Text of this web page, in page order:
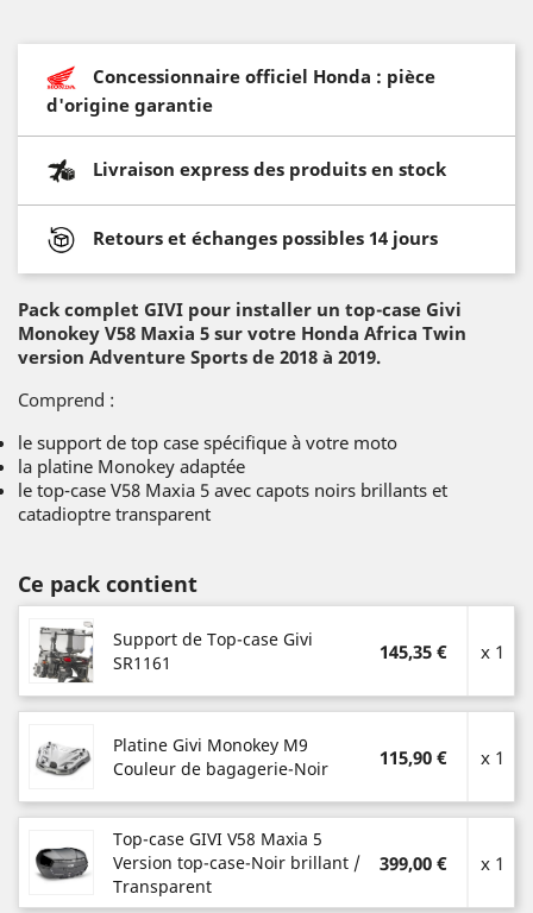
Concessionnaire officiel Honda : pièce
d'origine garantie
Livraison express des produits en stock
Retours et échanges possibles 14 jours
Pack complet GIVI pour installer un top-case Givi
Monokey V58 Maxia 5 sur votre Honda Africa Twin
version Adventure Sports de 2018 à 2019.
Comprend :
le support de top case spécifique à votre moto
la platine Monokey adaptée
le top-case V58 Maxia 5 avec capots noirs brillants et
catadioptre transparent
Ce pack contient
Support de Top-case Givi
SR1161
145,35 € x 1
Platine Givi Monokey M9
Couleur de bagagerie-Noir
115,90 € x 1
Top-case GIVI V58 Maxia 5
Version top-case-Noir brillant /
Transparent
399,00 € x 1